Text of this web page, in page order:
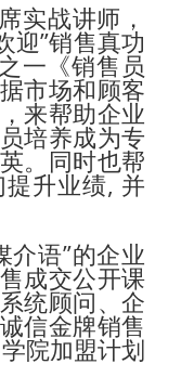
实战讲师，
迎”销售真功
一《销售员
市场和顾客
来帮助企业
培养成为专
。同时也帮
升业绩, 并
介语”的企业
成交公开课
统顾问、企
信金牌销售
院加盟计划